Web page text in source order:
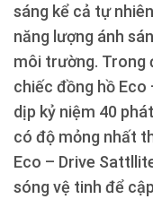
sáng kể cả tự
năng lượng ánh
môi trường. Trong
chiếc đồng hồ Eco
dịp kỷ niệm 40
có độ mỏng nhất
Eco – Drive
sóng vệ tinh để